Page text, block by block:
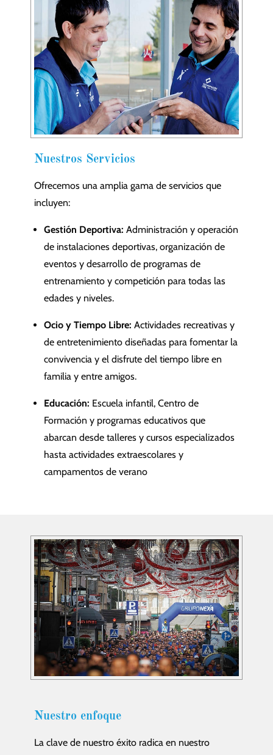
Nuestros Servicios
Ofrecemos una amplia gama de servicios que
incluyen:
Gestión Deportiva: Administración y operación
de instalaciones deportivas, organización de
eventos y desarrollo de programas de
entrenamiento y competición para todas las
edades y niveles.
Ocio y Tiempo Libre: Actividades recreativas y
de entretenimiento diseñadas para fomentar la
convivencia y el disfrute del tiempo libre en
familia y entre amigos.
Educación: Escuela infantil, Centro de
Formación y programas educativos que
abarcan desde talleres y cursos especializados
hasta actividades extraescolares y
campamentos de verano
Nuestro enfoque
La clave de nuestro éxito radica en nuestro